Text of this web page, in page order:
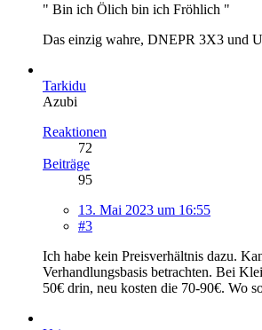
" Bin ich Ölich bin ich Fröhlich "
Das einzig wahre, DNEPR 3X3 und
Tarkidu
Azubi
Reaktionen
72
Beiträge
95
13. Mai 2023 um 16:55
#3
Ich habe kein Preisverhältnis dazu.
Verhandlungsbasis betrachten. Bei
50€ drin, neu kosten die 70-90€. Wo